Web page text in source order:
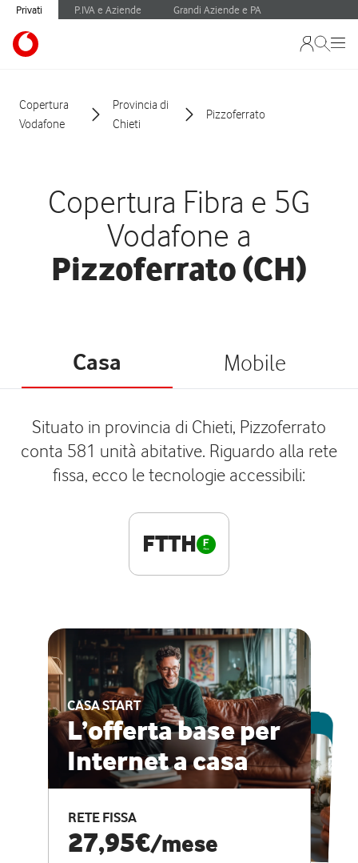
Privati P.IVA e Aziende Grandi Aziende e PA
Copertura
Vodafone
Provincia di
Chieti
Pizzoferrato
Copertura Fibra e 5G
Vodafone a
Pizzoferrato (CH)
Casa Mobile
Situato in provincia di Chieti, Pizzoferrato
conta 581 unità abitative. Riguardo alla rete
fissa, ecco le tecnologie accessibili:
FTTH
CASA START
L’offerta base per
Internet a casa
RETE FISSA
27,95€/mese
ESCLUSIVA ONLINE
CASA PRO
Internet veloce e
vantaggi speciali